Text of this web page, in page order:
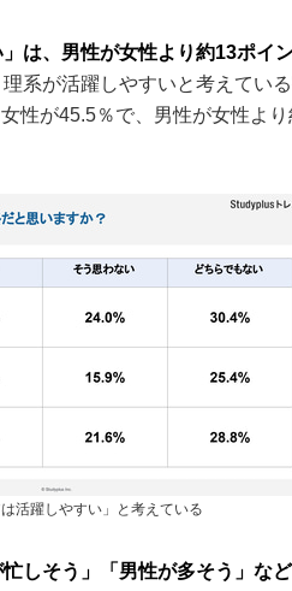
は、男性が女性より約13ポイ
系が活躍しやすいと考えてい
性が45.5％で、男性が女性より
活躍しやすい」と考えている
しそう」「男性が多そう」など